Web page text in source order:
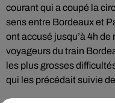
courant qui a coupé la
sens entre Bordeaux et
ont accusé jusqu’à 4h de
voyageurs du train
les plus grosses
qui les précédait suivie